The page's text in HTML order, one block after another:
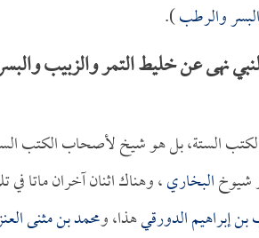
والرطب).
نهى عن خليط التمر والزبيب
الستة، بل هو شيخ لأصحاب الكتب
البخاري
إبراهيم الدورقيهذا، ومحمد بن مثنى